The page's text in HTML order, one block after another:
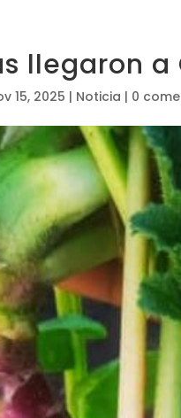
llegaron a
15, 2025 | Noticia | 0